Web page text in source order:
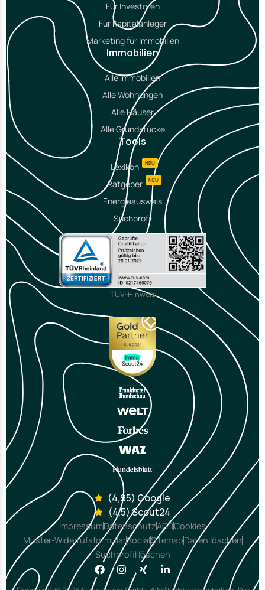
Für Investoren
Für Kapitalanleger
Marketing für Immobilien
Immobilien
Alle Immobilien
Alle Wohnungen
Alle Häuser
Alle Grundstücke
Tools
Lexikon NEU
Ratgeber NEU
Energieausweis
Suchprofil
TÜV-Hinweis
(4,95) Google
(4,5) Scout24
ImpressumDatenschutzAGBCookies
Muster-WiderrufsformularSocialSitemapDaten löschen
Suchprofil löschen